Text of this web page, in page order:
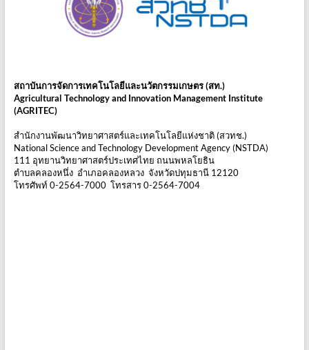
สถาบันการจัดการเทคโนโลยีและนวัตกรรมเกษตร (สท.)
Agricultural Technology and Innovation Management Institute
(AGRITEC)
สำนักงานพัฒนาวิทยาศาสตร์และเทคโนโลยีแห่งชาติ (สวทช.)
National Science and Technology Development Agency (NSTDA)
111 อุทยานวิทยาศาสตร์ประเทศไทย ถนนพหลโยธิน
ตำบลคลองหนึ่ง อำเภอคลองหลวง จังหวัดปทุมธานี 12120
โทรศัพท์ 0-2564-7000 โทรสาร 0-2564-7004